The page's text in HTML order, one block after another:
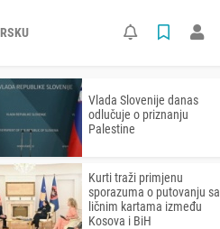
Vlada Slovenije danas
odlučuje o priznanju
Palestine
Kurti traži primjenu
sporazuma o putovanju sa
ličnim kartama između
Kosova i BiH